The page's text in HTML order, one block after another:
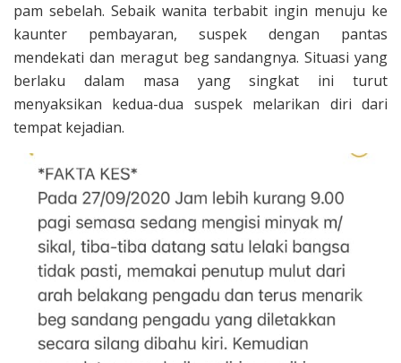
pam sebelah. Sebaik wanita terbabit ingin menuju ke
kaunter pembayaran, suspek dengan pantas
mendekati dan meragut beg sandangnya. Situasi yang
berlaku dalam masa yang singkat ini turut
menyaksikan kedua-dua suspek melarikan diri dari
tempat kejadian.